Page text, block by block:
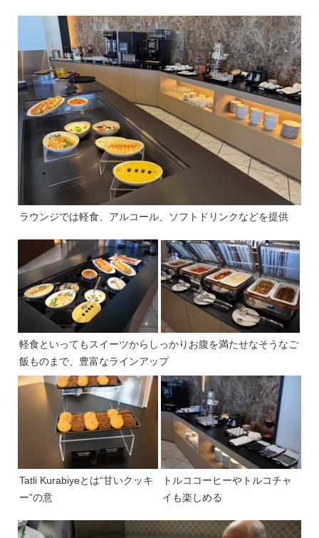
ラウンジでは軽食、アルコール、ソフトドリンクなどを提供
軽食といってもスイーツからしっかりお腹を満たせなそうなご
飯ものまで、豊富なラインアップ
Tatli Kurabiyeとは“甘いクッキ
ー”の意
トルココーヒーやトルコチャ
イも楽しめる